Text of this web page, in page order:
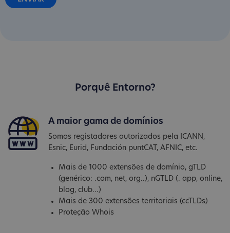
Porquê Entorno?
A maior gama de domínios
Somos registadores autorizados pela ICANN,
Esnic, Eurid, Fundación puntCAT, AFNIC, etc.
Mais de 1000 extensões de domínio, gTLD
(genérico: .com, net, org..), nGTLD (. app, online,
blog, club...)
Mais de 300 extensões territoriais (ccTLDs)
Proteção Whois